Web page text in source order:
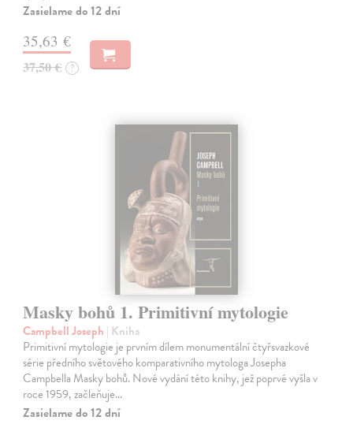
Zasielame do 12 dní
35,63 €
37,50 € ?
Masky bohů 1. Primitivní mytologie
Campbell Joseph | Kniha
Primitivní mytologie je prvním dílem monumentální čtyřsvazkové
série předního světového komparativního mytologa Josepha
Campbella Masky bohů. Nové vydání této knihy, jež poprvé vyšla v
roce 1959, začleňuje…
Zasielame do 12 dní